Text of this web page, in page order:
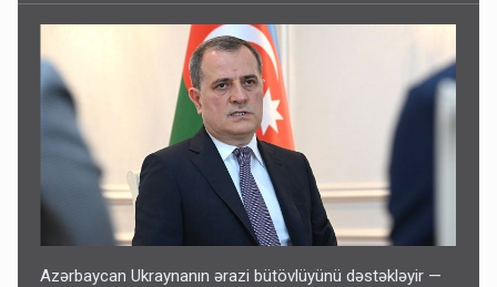
Azərbaycan Ukraynanın ərazi bütövlüyünü dəstəkləyir —